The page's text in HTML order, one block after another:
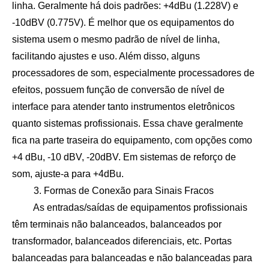
linha. Geralmente há dois padrões: +4dBu (1.228V) e
-10dBV (0.775V). É melhor que os equipamentos do
sistema usem o mesmo padrão de nível de linha,
facilitando ajustes e uso. Além disso, alguns
processadores de som, especialmente processadores de
efeitos, possuem função de conversão de nível de
interface para atender tanto instrumentos eletrônicos
quanto sistemas profissionais. Essa chave geralmente
fica na parte traseira do equipamento, com opções como
+4 dBu, -10 dBV, -20dBV. Em sistemas de reforço de
som, ajuste-a para +4dBu.
3. Formas de Conexão para Sinais Fracos
As entradas/saídas de equipamentos profissionais
têm terminais não balanceados, balanceados por
transformador, balanceados diferenciais, etc. Portas
balanceadas para balanceadas e não balanceadas para